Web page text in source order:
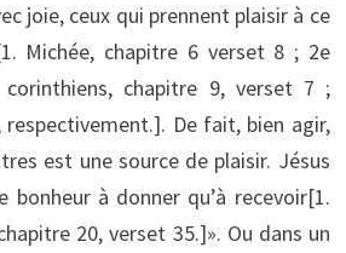
joie, ceux qui prennent plaisir à ce
Michée, chapitre 6 verset 8 ; 2e
chapitre 9, verset 7 ;
respectivement.]. De fait, bien agir,
est une source de plaisir. Jésus
bonheur à donner qu’à recevoir[1.
20, verset 35.]». Ou dans un